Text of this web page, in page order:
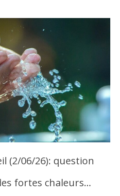
(2/06/26): question
fortes chaleurs…